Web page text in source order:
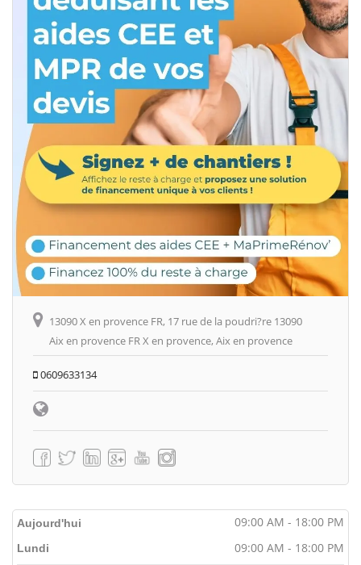
13090 X en provence FR, 17 rue de la poudri?re 13090
Aix en provence FR X en provence, Aix en provence
0609633134
Aujourd'hui 09:00 AM - 18:00 PM
Lundi 09:00 AM - 18:00 PM